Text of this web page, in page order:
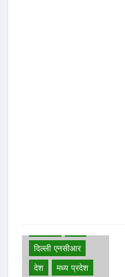
दिल्ली एनसीआर
देश
मध्य प्रदेश